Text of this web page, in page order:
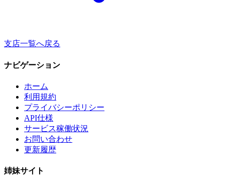
支店一覧へ戻る
ナビゲーション
ホーム
利用規約
プライバシーポリシー
API仕様
サービス稼働状況
お問い合わせ
更新履歴
姉妹サイト